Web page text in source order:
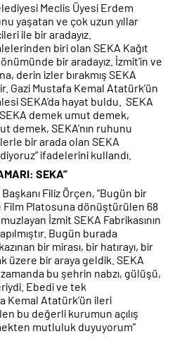
Meclis Üyesi Erdem
yaşatan ve çok uzun yıllar
ile bir aradayız.
biri olan SEKA Kağıt
bir aradayız. İzmit’in ve
derin izler bırakmış SEKA
Gazi Mustafa Kemal Atatürk’ün
SEKA’da hayat buldu. SEKA
SEKA demek umut demek,
demek, SEKA’nın ruhunu
bir arada olan SEKA
ifadelerini kullandı.
SEKA”
Filiz Örçen, “Bugün bir
Film Platosuna dönüştürülen 68
İzmit SEKA Fabrikasının
Bugün burada
bir mirası, bir hatırayı, bir
üzere bir araya geldik. SEKA
bu şehrin nabzı, gülüşü,
Ebedi ve tek
Kemal Atatürk’ün ileri
bu değerli kurumun açılış
mutluluk duyuyorum”